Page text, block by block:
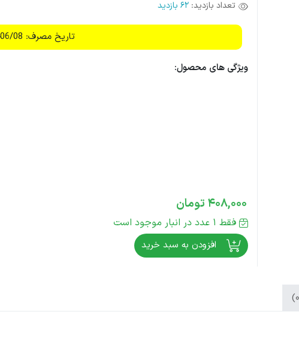
تعداد بازدید:62 بازدید
تاریخ مصرف: 1406/08
ویژگی های محصول:
408,000 تومان
فقط 1 عدد در انبار موجود است
افزودن به سبد خرید